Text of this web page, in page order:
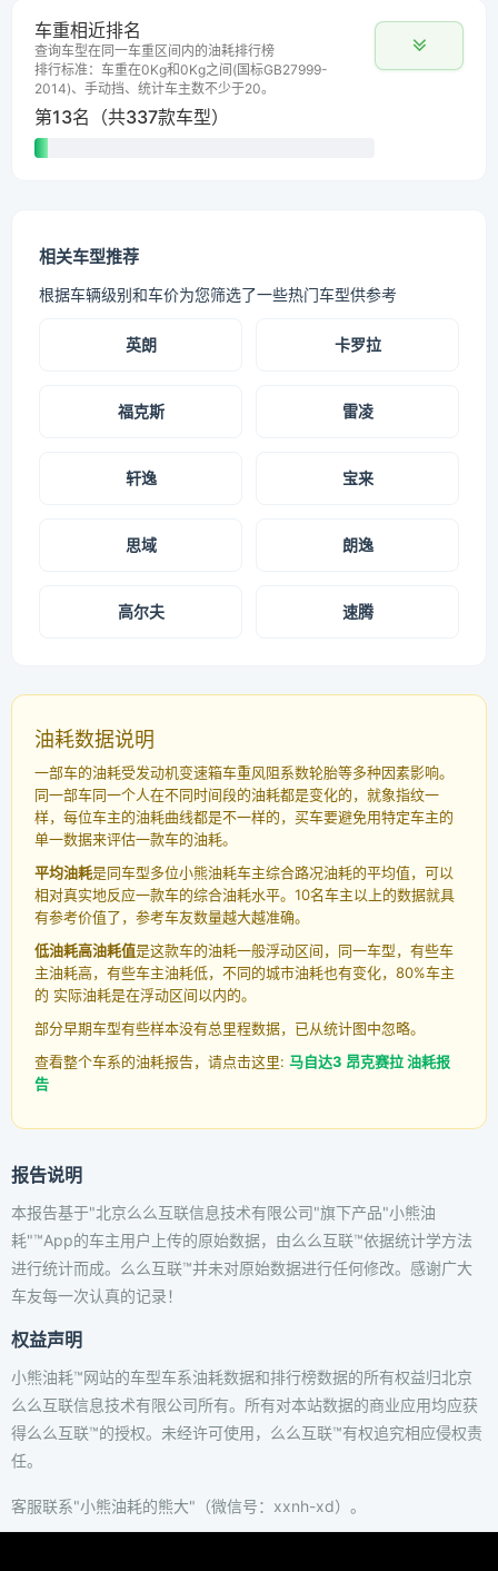
车重相近排名
查询车型在同一车重区间内的油耗排行榜
排行标准：车重在0Kg和0Kg之间(国标GB27999-
2014)、手动挡、统计车主数不少于20。
第13名（共337款车型）
相关车型推荐
根据车辆级别和车价为您筛选了一些热门车型供参考
英朗 卡罗拉
福克斯 雷凌
轩逸 宝来
思域 朗逸
高尔夫 速腾
油耗数据说明
一部车的油耗受发动机变速箱车重风阻系数轮胎等多种因素影响。
同一部车同一个人在不同时间段的油耗都是变化的，就象指纹一
样，每位车主的油耗曲线都是不一样的，买车要避免用特定车主的
单一数据来评估一款车的油耗。
平均油耗是同车型多位小熊油耗车主综合路况油耗的平均值，可以
相对真实地反应一款车的综合油耗水平。10名车主以上的数据就具
有参考价值了，参考车友数量越大越准确。
低油耗高油耗值是这款车的油耗一般浮动区间，同一车型，有些车
主油耗高，有些车主油耗低，不同的城市油耗也有变化，80%车主
的 实际油耗是在浮动区间以内的。
部分早期车型有些样本没有总里程数据，已从统计图中忽略。
查看整个车系的油耗报告，请点击这里: 马自达3 昂克赛拉 油耗报
告
报告说明
本报告基于"北京么么互联信息技术有限公司"旗下产品"小熊油
耗"™App的车主用户上传的原始数据，由么么互联™依据统计学方法
进行统计而成。么么互联™并未对原始数据进行任何修改。感谢广大
车友每一次认真的记录！
权益声明
小熊油耗™网站的车型车系油耗数据和排行榜数据的所有权益归北京
么么互联信息技术有限公司所有。所有对本站数据的商业应用均应获
得么么互联™的授权。未经许可使用，么么互联™有权追究相应侵权责
任。
客服联系"小熊油耗的熊大"（微信号：xxnh-xd）。